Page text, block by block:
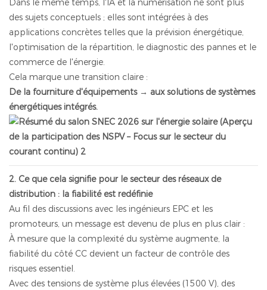
Dans le même temps, l'IA et la numérisation ne sont plus
des sujets conceptuels ; elles sont intégrées à des
applications concrètes telles que la prévision énergétique,
l'optimisation de la répartition, le diagnostic des pannes et le
commerce de l'énergie.
Cela marque une transition claire :
De la fourniture d'équipements → aux solutions de systèmes
énergétiques intégrés.
2. Ce que cela signifie pour le secteur des réseaux de
distribution : la fiabilité est redéfinie
Au fil des discussions avec les ingénieurs EPC et les
promoteurs, un message est devenu de plus en plus clair :
À mesure que la complexité du système augmente, la
fiabilité du côté CC devient un facteur de contrôle des
risques essentiel.
Avec des tensions de système plus élevées (1500 V), des